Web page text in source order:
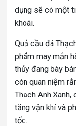
dụng sẽ có một
khoái.
Quả cầu đá
phẩm may mắn
thủy đang bày
còn quan niệm
Thạch Anh Xanh,
tăng vận khí và
tốc.